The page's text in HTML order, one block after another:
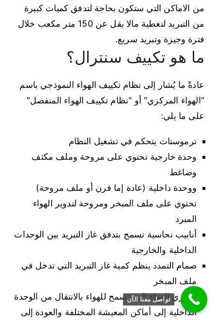
من الاماكن التي ستكون بحاجة لتدفق كميات كبيرة
من التبريد لتغطية مالا يقل عن 150 متر مكعب خلال
فترة وجيزة وتبريد سريع.
ما هو تكييف سنترال؟
عادةً ما يُشار إلى نظام تكييف الهواء النموذجي باسم
"الهواء المركزي" أو "نظام تكييف الهواء المنفصل"
على ما يلي:
ترموستات يتحكم في تشغيل النظام
وحدة خارجية تحتوي على مروحة وملف مكثف
وضاغط
ووحدة داخلية (عادة إما فرن أو ملف مروحة)
تحتوي على ملف المبخر ومروحة لتدوير الهواء
المبرد
أنابيب نحاسية تسمح بتدفق غاز التبريد بين الوحدات
الداخلية والخارجية
صمام التمدد ينظم كمية غاز التبريد التي تدخل في
ملف المبخر
مجاري الهواء التي تسمح للهواء بالانتقال من الوحدة
الداخلية إلى أماكن المعيشة المختلفة والعودة إلى
تواصل معنا الآن